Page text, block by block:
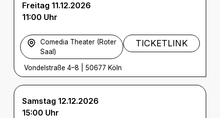
Freitag 11.12.2026
11:00 Uhr
Comedia Theater (Roter
Saal)
Vondelstraße 4–8 50677 Köln
TICKETLINK
Samstag 12.12.2026
15:00 Uhr